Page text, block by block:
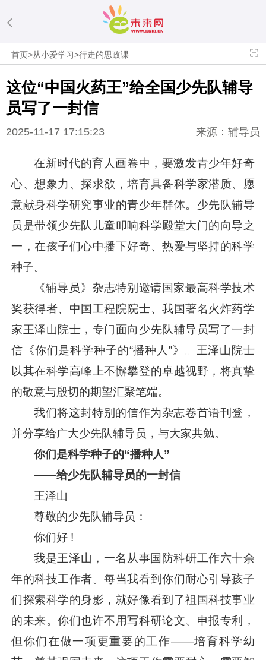
首页>从小爱学习>行走的思政课
这位“中国火药王”给全国少先队辅导
员写了一封信
2025-11-17 17:15:23 来源：辅导员
在新时代的育人画卷中，要激发青少年好奇
心、想象力、探求欲，培育具备科学家潜质、愿
意献身科学研究事业的青少年群体。少先队辅导
员是带领少先队儿童叩响科学殿堂大门的向导之
一，在孩子们心中播下好奇、热爱与坚持的科学
种子。
《辅导员》杂志特别邀请国家最高科学技术
奖获得者、中国工程院院士、我国著名火炸药学
家王泽山院士，专门面向少先队辅导员写了一封
信《你们是科学种子的“播种人”》。王泽山院士
以其在科学高峰上不懈攀登的卓越视野，将真挚
的敬意与殷切的期望汇聚笔端。
我们将这封特别的信作为杂志卷首语刊登，
并分享给广大少先队辅导员，与大家共勉。
你们是科学种子的“播种人”
——给少先队辅导员的一封信
王泽山
尊敬的少先队辅导员：
你们好 !
我是王泽山，一名从事国防科研工作六十余
年的科技工作者。每当我看到你们耐心引导孩子
们探索科学的身影，就好像看到了祖国科技事业
的未来。你们也许不用写科研论文、申报专利，
但你们在做一项更重要的工作——培育科学幼